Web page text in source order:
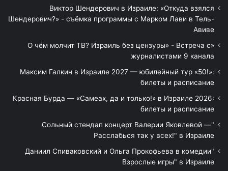
Виктор Шендерович в Израиле: «Откуда взялся
Шендерович?» - съёмка программы с Марком Лави в Тель-
Авиве
«О чём молчит ТВ? Израиль без цензуры» - Встреча с
журналистами 9 канала
Максим Галкин в Израиле 2027 — юбилейный тур «50!»:
билеты и расписание
Красная Бурда — «Самеах, да и только!» в Израиле 2026:
билеты и расписание
"Сольный стендап концерт Валерии Яковлевой —
Расслабься так у всех!" в Израиле
"Даниил Спиваковский и Ольга Прокофьева в комедии
Взрослые игры" в Израиле